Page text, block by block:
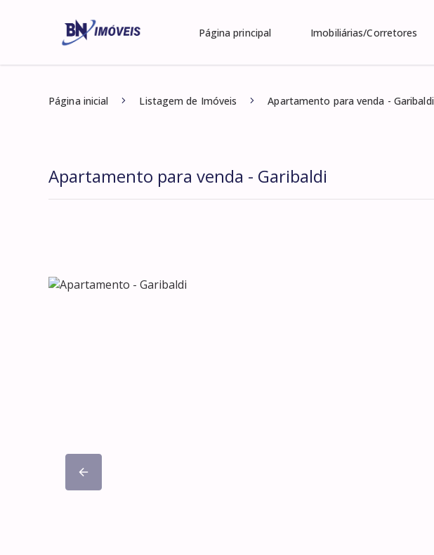
Página principal Imobiliárias/Corretores
Página inicial Listagem de Imóveis Apartamento para venda - Garibaldi
Apartamento para venda - Garibaldi